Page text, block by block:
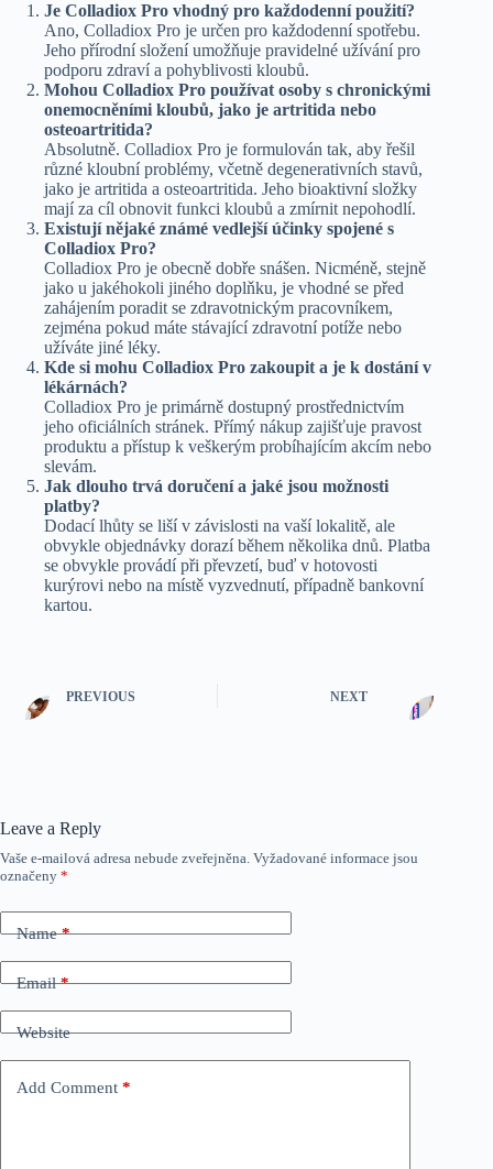
Je Colladiox Pro vhodný pro každodenní použití?
Ano, Colladiox Pro je určen pro každodenní spotřebu.
Jeho přírodní složení umožňuje pravidelné užívání pro
podporu zdraví a pohyblivosti kloubů.
Mohou Colladiox Pro používat osoby s chronickými
onemocněními kloubů, jako je artritida nebo
osteoartritida?
Absolutně. Colladiox Pro je formulován tak, aby řešil
různé kloubní problémy, včetně degenerativních stavů,
jako je artritida a osteoartritida. Jeho bioaktivní složky
mají za cíl obnovit funkci kloubů a zmírnit nepohodlí.
Existují nějaké známé vedlejší účinky spojené s
Colladiox Pro?
Colladiox Pro je obecně dobře snášen. Nicméně, stejně
jako u jakéhokoli jiného doplňku, je vhodné se před
zahájením poradit se zdravotnickým pracovníkem,
zejména pokud máte stávající zdravotní potíže nebo
užíváte jiné léky.
Kde si mohu Colladiox Pro zakoupit a je k dostání v
lékárnách?
Colladiox Pro je primárně dostupný prostřednictvím
jeho oficiálních stránek. Přímý nákup zajišťuje pravost
produktu a přístup k veškerým probíhajícím akcím nebo
slevám.
Jak dlouho trvá doručení a jaké jsou možnosti
platby?
Dodací lhůty se liší v závislosti na vaší lokalitě, ale
obvykle objednávky dorazí během několika dnů. Platba
se obvykle provádí při převzetí, buď v hotovosti
kurýrovi nebo na místě vyzvednutí, případně bankovní
kartou.
PREVIOUS NEXT
Leave a Reply
Vaše e-mailová adresa nebude zveřejněna. Vyžadované informace jsou
označeny *
Name*
Email*
Website
Add Comment *